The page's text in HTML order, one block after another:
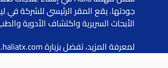
جودتها. يقع المقر الرئيسي للشركة في
الأبحاث السريرية واكتشاف الأدوية
لمعرفة المزيد، تفضل بزيارة www.haliatx.com أو تابعنا على لينكد إن وتويتر @HaliaTx.